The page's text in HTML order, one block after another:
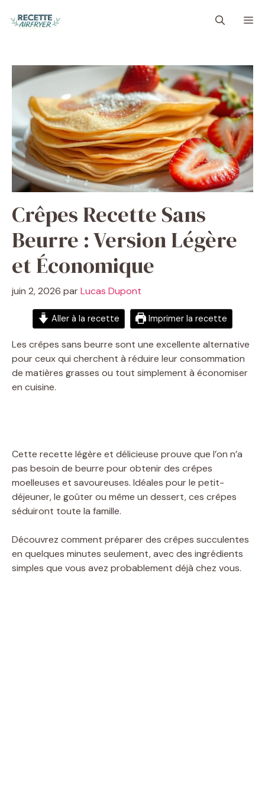
Crêpes Recette Sans
Beurre : Version Légère
et Économique
juin 2, 2026 parLucas Dupont
Aller à la recette Imprimer la recette
Les crêpes sans beurre sont une excellente alternative
pour ceux qui cherchent à réduire leur consommation
de matières grasses ou tout simplement à économiser
en cuisine.
Cette recette légère et délicieuse prouve que l’on n’a
pas besoin de beurre pour obtenir des crêpes
moelleuses et savoureuses. Idéales pour le petit-
déjeuner, le goûter ou même un dessert, ces crêpes
séduiront toute la famille.
Découvrez comment préparer des crêpes succulentes
en quelques minutes seulement, avec des ingrédients
simples que vous avez probablement déjà chez vous.